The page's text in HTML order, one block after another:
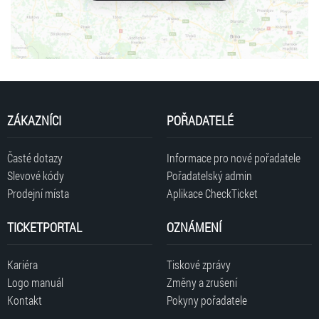
ZÁKAZNÍCI
Časté dotazy
Slevové kódy
Prodejní místa
POŘADATELÉ
Informace pro nové pořadatele
Pořadatelský admin
Aplikace CheckTicket
TICKETPORTAL
Kariéra
Logo manuál
Kontakt
OZNÁMENÍ
Tiskové zprávy
Změny a zrušení
Pokyny pořadatele